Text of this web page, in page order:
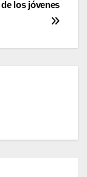
los jóvenes